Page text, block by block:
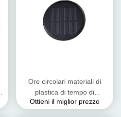
Ore circolari materiali di
plastica di tempo di
illuminazione dei pannelli
Ottieni il miglior prezzo